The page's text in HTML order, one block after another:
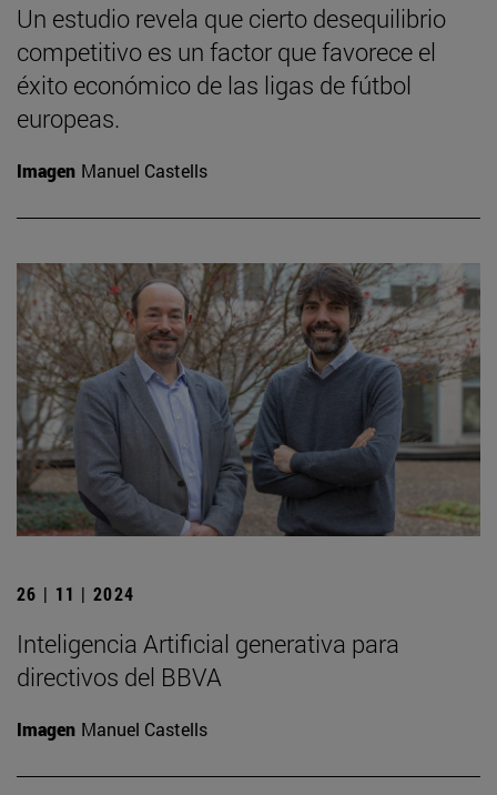
Un estudio revela que cierto desequilibrio
competitivo es un factor que favorece el
éxito económico de las ligas de fútbol
europeas.
Imagen Manuel Castells
26 | 11 | 2024
Inteligencia Artificial generativa para
directivos del BBVA
Imagen Manuel Castells